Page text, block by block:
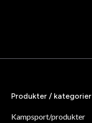
Produkter / kategorier
Kampsport/produkter